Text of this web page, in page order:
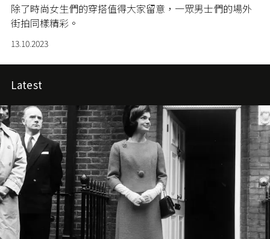
除了時尚女生們的穿搭值得大家留意，一眾男士們的場外
街拍同樣精彩。
13.10.2023
Latest